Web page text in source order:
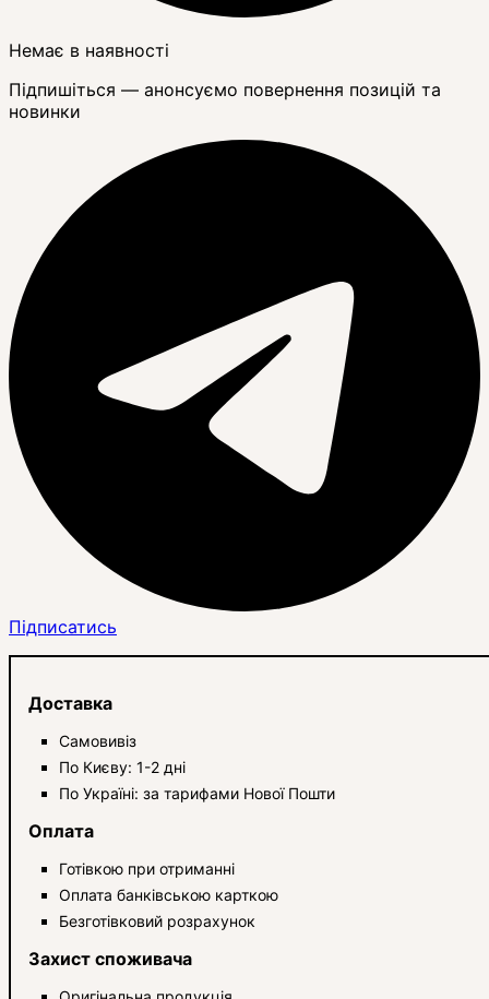
Немає в наявності
Підпишіться — анонсуємо повернення позицій та
новинки
Підписатись
Доставка
Самовивіз
По Києву: 1-2 дні
По Україні: за тарифами Нової Пошти
Оплата
Готівкою при отриманні
Оплата банківською карткою
Безготівковий розрахунок
Захист споживача